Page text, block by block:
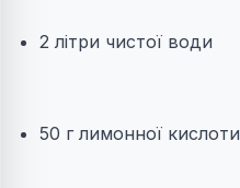
2 літри чистої води
50 г лимонної кислоти